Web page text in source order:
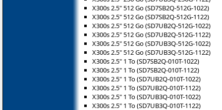
X300s 2.5" 512 Go (SD7SB2Q-512G-1022)
X300s 2.5" 512 Go (SD7SB2Q-512G-1122)
X300s 2.5" 512 Go (SD7UB2Q-512G-1022)
X300s 2.5" 512 Go (SD7UB2Q-512G-1122)
X300s 2.5" 512 Go (SD7UB3Q-512G-1022)
X300s 2.5" 512 Go (SD7UB3Q-512G-1122)
X300s 2.5" 1 To (SD7SB2Q-010T-1022)
X300s 2.5" 1 To (SD7SB2Q-010T-1122)
X300s 2.5" 1 To (SD7UB2Q-010T-1022)
X300s 2.5" 1 To (SD7UB2Q-010T-1122)
X300s 2.5" 1 To (SD7UB3Q-010T-1022)
X300s 2.5" 1 To (SD7UB3Q-010T-1122)